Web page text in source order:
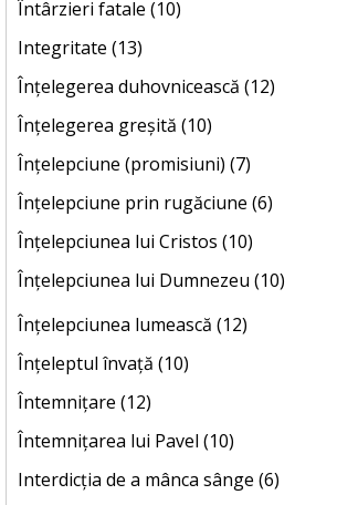
Întârzieri fatale (10)
Integritate (13)
Înțelegerea duhovnicească (12)
Înțelegerea greșită (10)
Înțelepciune (promisiuni) (7)
Înțelepciune prin rugăciune (6)
Înțelepciunea lui Cristos (10)
Înțelepciunea lui Dumnezeu (10)
Înțelepciunea lumească (12)
Înțeleptul învață (10)
Întemnițare (12)
Întemnițarea lui Pavel (10)
Interdicția de a mânca sânge (6)